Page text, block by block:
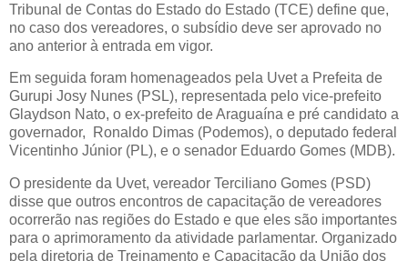
Tribunal de Contas do Estado do Estado (TCE) define que,
no caso dos vereadores, o subsídio deve ser aprovado no
ano anterior à entrada em vigor.
Em seguida foram homenageados pela Uvet a Prefeita de
Gurupi Josy Nunes (PSL), representada pelo vice-prefeito
Glaydson Nato, o ex-prefeito de Araguaína e pré candidato a
governador, Ronaldo Dimas (Podemos), o deputado federal
Vicentinho Júnior (PL), e o senador Eduardo Gomes (MDB).
O presidente da Uvet, vereador Terciliano Gomes (PSD)
disse que outros encontros de capacitação de vereadores
ocorrerão nas regiões do Estado e que eles são importantes
para o aprimoramento da atividade parlamentar. Organizado
pela diretoria de Treinamento e Capacitação da União dos